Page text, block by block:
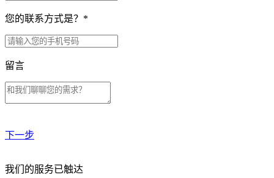
您的联系方式是？ *
留言
下一步
贵公司预算范围是？
我们的服务已触达